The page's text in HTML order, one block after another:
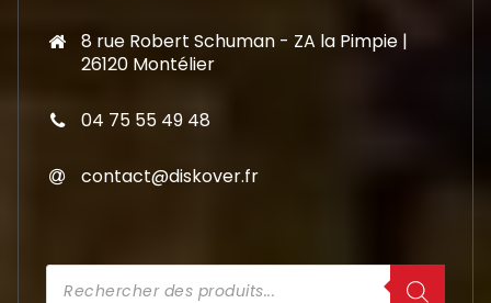
8 rue Robert Schuman - ZA la Pimpie |
26120 Montélier
04 75 55 49 48
contact@diskover.fr
Recherche
de